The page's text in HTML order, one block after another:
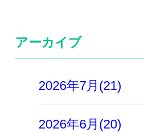
アーカイブ
2026年7月(21)
2026年6月(20)